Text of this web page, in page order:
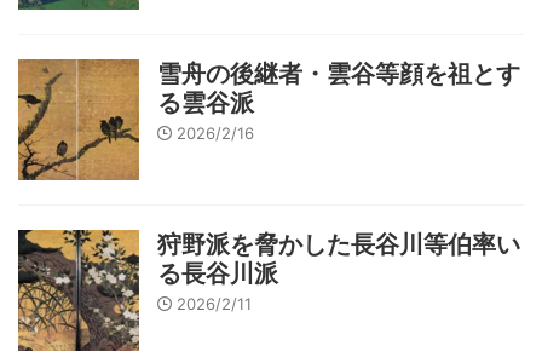
雪舟の後継者・雲谷等顔を祖とす
る雲谷派
2026/2/16
狩野派を脅かした長谷川等伯率い
る長谷川派
2026/2/11